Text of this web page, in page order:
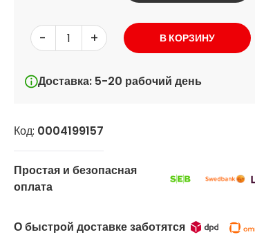
- +
Доставка: 5-20 рабочий день
В КОРЗИНУ
Код: 0004199157
Простая и безопасная
оплата
О быстрой доставке заботятся